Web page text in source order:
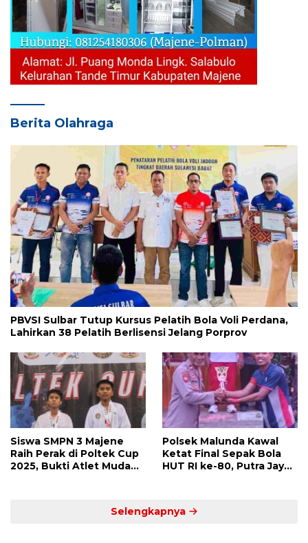
Berita Olahraga
PBVSI Sulbar Tutup Kursus Pelatih Bola Voli Perdana,
Lahirkan 38 Pelatih Berlisensi Jelang Porprov
Siswa SMPN 3 Majene
Raih Perak di Poltek Cup
2025, Bukti Atlet Muda
Polsek Malunda Kawal
Ketat Final Sepak Bola
HUT RI ke-80, Putra Jaya
Selengkapnya